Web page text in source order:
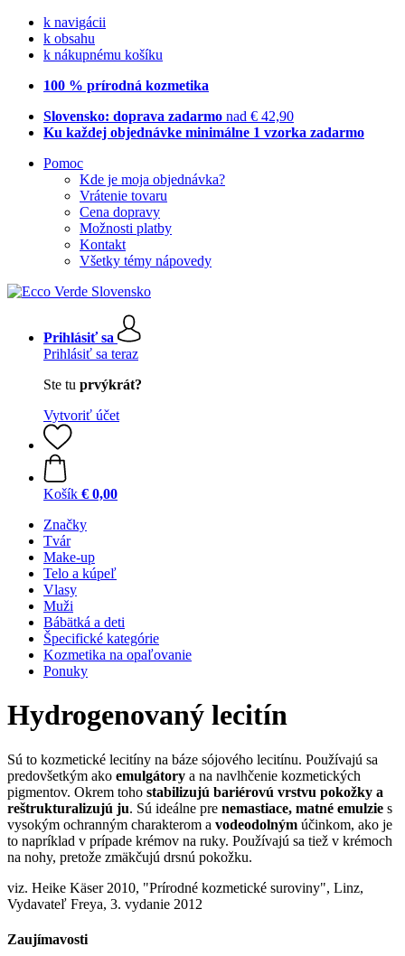
k navigácii
k obsahu
k nákupnému košíku
100 % prírodná kozmetika
Slovensko: doprava zadarmo nad € 42,90
Ku každej objednávke minimálne 1 vzorka zadarmo
Pomoc
Kde je moja objednávka?
Vrátenie tovaru
Cena dopravy
Možnosti platby
Kontakt
Všetky témy nápovedy
Prihlásiť sa
Prihlásiť sa teraz
Ste tu prvýkrát?
Vytvoriť účet
Košík € 0,00
Značky
Tvár
Make-up
Telo a kúpeľ
Vlasy
Muži
Bábätká a deti
Špecifické kategórie
Kozmetika na opaľovanie
Ponuky
Hydrogenovaný lecitín
Sú to kozmetické lecitíny na báze sójového lecitínu. Používajú sa
predovšetkým ako emulgátory a na navlhčenie kozmetických
pigmentov. Okrem toho stabilizujú bariérovú vrstvu pokožky a
reštrukturalizujú ju. Sú ideálne pre nemastiace, matné emulzie s
vysokým ochranným charakterom a vodeodolným účinkom, ako je
to napríklad v prípade krémov na ruky. Používajú sa tiež v krémoch
na nohy, pretože zmäkčujú drsnú pokožku.
viz. Heike Käser 2010, "Prírodné kozmetické suroviny", Linz,
Vydavateľ Freya, 3. vydanie 2012
Zaujímavosti